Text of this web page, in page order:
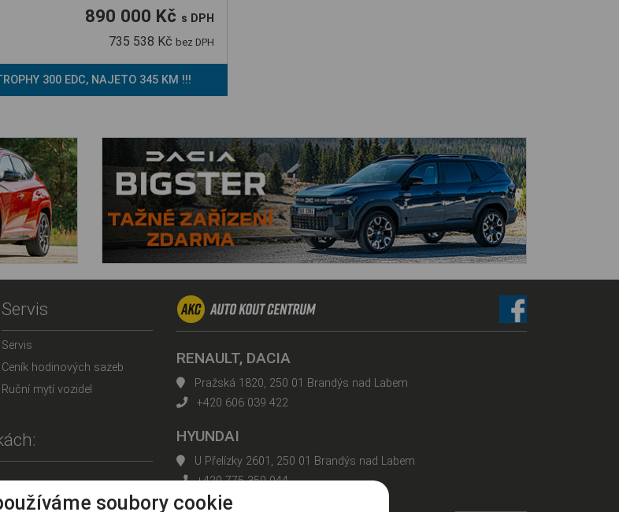
890 000 Kč s DPH
735 538 Kč bez DPH
300 EDC, NAJETO 345 KM !!!
Servis
Servis
Ceník hodinových sazeb
Ruční mytí vozidel
RENAULT, DACIA
Pražská 1820, 250 01 Brandýs nad Labem
+420 606 039 422
HYUNDAI
U Přelízky 2601, 250 01 Brandýs nad Labem
+420 775 350 944
soubory cookie